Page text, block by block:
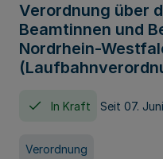
Verordnung über
Beamtinnen und
Nordrhein-
In Kraft Seit 07.
Verordnung